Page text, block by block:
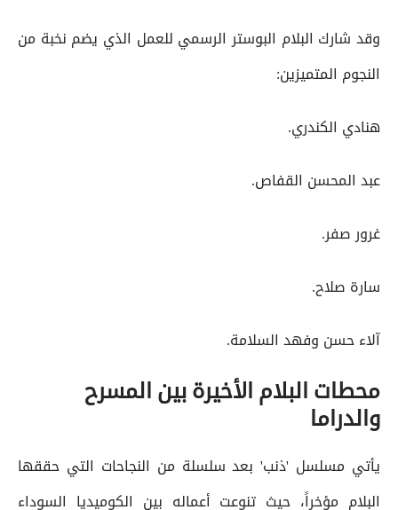
وقد شارك البلام البوستر الرسمي للعمل الذي يضم نخبة من
النجوم المتميزين:
هنادي الكندري.
عبد المحسن القفاص.
غرور صفر.
سارة صلاح.
آلاء حسن وفهد السلامة.
محطات البلام الأخيرة بين المسرح
والدراما
يأتي مسلسل 'ذنب' بعد سلسلة من النجاحات التي حققها
البلام مؤخراً، حيث تنوعت أعماله بين الكوميديا السوداء